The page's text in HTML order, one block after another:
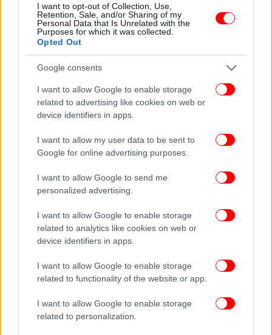
I want to opt-out of Collection, Use,
Retention, Sale, and/or Sharing of my
Personal Data that Is Unrelated with the
Purposes for which it was collected.
Opted Out
Google consents
I want to allow Google to enable storage
related to advertising like cookies on web or
device identifiers in apps.
I want to allow my user data to be sent to
Google for online advertising purposes.
I want to allow Google to send me
personalized advertising.
I want to allow Google to enable storage
related to analytics like cookies on web or
device identifiers in apps.
I want to allow Google to enable storage
related to functionality of the website or app.
I want to allow Google to enable storage
related to personalization.
America Great Again – Κάντε την Αμερική ξανά
μεγάλη, το σύνθημα του Ρεπουμπλικάνου) όχι μόνο
υιοθετούν την πολιτική βία, αλλά γελούν με αυτό το
γεγονός», κατήγγειλε ο Μπάιντεν κατά την ομιλία
του χθες.
Στις 4 Μαρτίου στην Ουάσινγκτον ξεκινά η δίκη
στην οποία ο Τραμπ βρίσκεται κατηγορούμενος ότι
άσκησε πιέσεις προκειμένου να ανατραπεί το
αποτέλεσμα των προεδρικών εκλογών του 2020.